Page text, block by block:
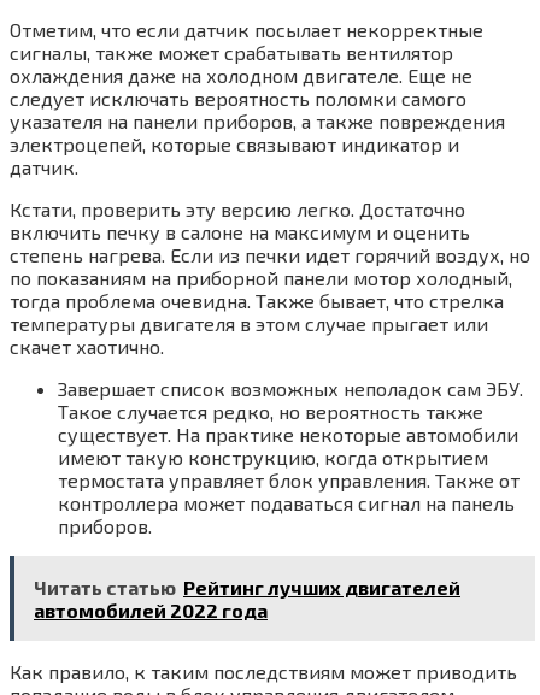
Отметим, что если датчик посылает некорректные
сигналы, также может срабатывать вентилятор
охлаждения даже на холодном двигателе. Еще не
следует исключать вероятность поломки самого
указателя на панели приборов, а также повреждения
электроцепей, которые связывают индикатор и
датчик.
Кстати, проверить эту версию легко. Достаточно
включить печку в салоне на максимум и оценить
степень нагрева. Если из печки идет горячий воздух, но
по показаниям на приборной панели мотор холодный,
тогда проблема очевидна. Также бывает, что стрелка
температуры двигателя в этом случае прыгает или
скачет хаотично.
Завершает список возможных неполадок сам ЭБУ.
Такое случается редко, но вероятность также
существует. На практике некоторые автомобили
имеют такую конструкцию, когда открытием
термостата управляет блок управления. Также от
контроллера может подаваться сигнал на панель
приборов.
Читать статью Рейтинг лучших двигателей
автомобилей 2022 года
Как правило, к таким последствиям может приводить